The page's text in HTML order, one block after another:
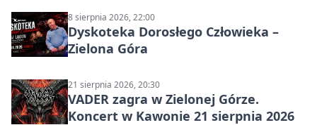
8 sierpnia 2026, 22:00
Dyskoteka Dorosłego Człowieka –
Zielona Góra
21 sierpnia 2026, 20:30
VADER zagra w Zielonej Górze.
Koncert w Kawonie 21 sierpnia 2026